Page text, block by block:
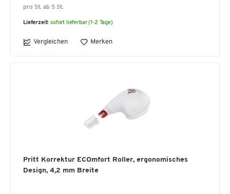
pro St. ab 5 St.
Lieferzeit: sofort lieferbar (1-2 Tage)
Vergleichen Merken
Pritt Korrektur ECOmfort Roller, ergonomisches
Design, 4,2 mm Breite